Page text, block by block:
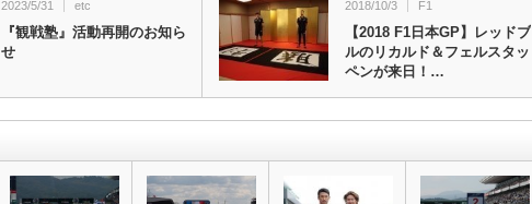
2023/5/31 etc
『観戦塾』活動再開のお知ら
せ
2018/10/3 F1
【2018 F1日本GP】レッドブ
ルのリカルド＆フェルスタッ
ペンが来日！…